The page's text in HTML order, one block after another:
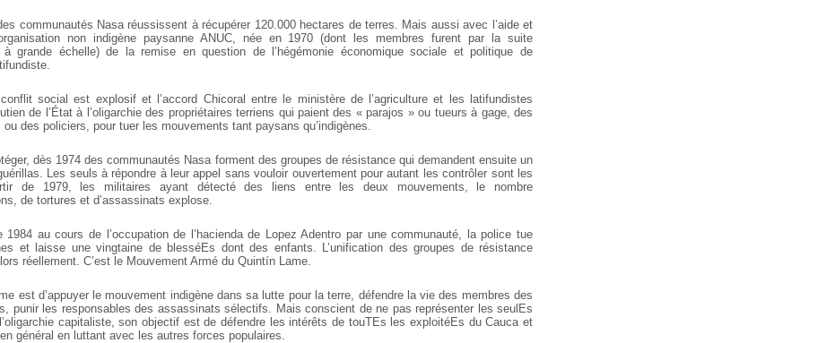
communautés Nasa réussissent à récupérer 120.000 hectares de terres. Mais aussi avec l’aide et
non indigène paysanne ANUC, née en 1970 (dont les membres furent par la suite
à grande échelle) de la remise en question de l’hégémonie économique sociale et politique de
social est explosif et l’accord Chicoral entre le ministère de l’agriculture et les latifundistes
de l’État à l’oligarchie des propriétaires terriens qui paient des « parajos » ou tueurs à gage, des
des policiers, pour tuer les mouvements tant paysans qu’indigènes.
dès 1974 des communautés Nasa forment des groupes de résistance qui demandent ensuite un
Les seuls à répondre à leur appel sans vouloir ouvertement pour autant les contrôler sont les
de 1979, les militaires ayant détecté des liens entre les deux mouvements, le nombre
de tortures et d’assassinats explose.
1984 au cours de l’occupation de l’hacienda de Lopez Adentro par une communauté, la police tue
et laisse une vingtaine de blesséEs dont des enfants. L’unification des groupes de résistance
réellement. C’est le Mouvement Armé du Quintín Lame.
est d’appuyer le mouvement indigène dans sa lutte pour la terre, défendre la vie des membres des
punir les responsables des assassinats sélectifs. Mais conscient de ne pas représenter les seulEs
capitaliste, son objectif est de défendre les intérêts de touTEs les exploitéEs du Cauca et
général en luttant avec les autres forces populaires.